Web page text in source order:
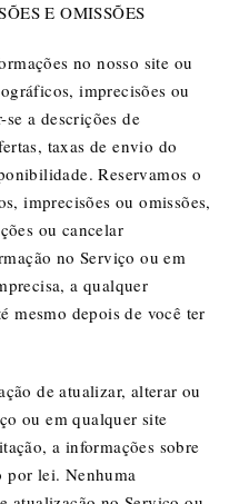
E OMISSÕES
no nosso site ou
imprecisões ou
a descrições de
taxas de envio do
Reservamos o
imprecisões ou omissões,
ou cancelar
no Serviço ou em
a qualquer
mesmo depois de você ter
de atualizar, alterar ou
ou em qualquer site
a informações sobre
por lei. Nenhuma